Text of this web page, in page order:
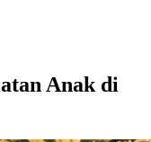
Anak di